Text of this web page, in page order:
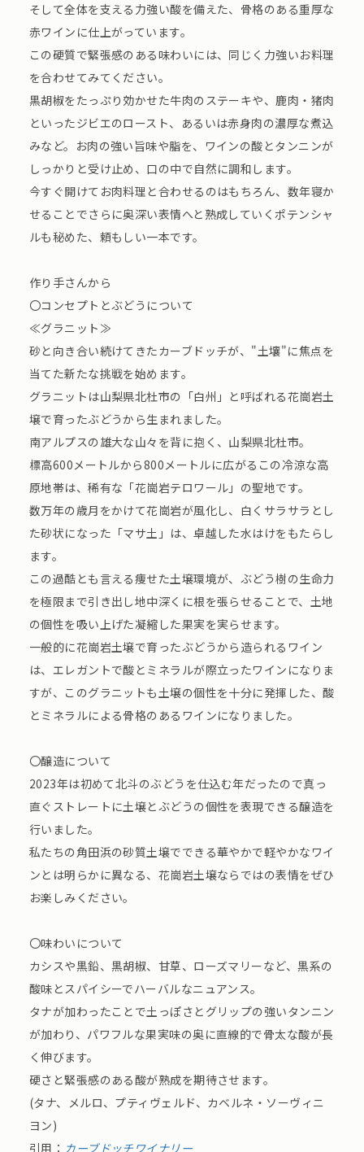
そして全体を支える力強い酸を備えた、骨格のある重厚な
赤ワインに仕上がっています。
この硬質で緊張感のある味わいには、同じく力強いお料理
を合わせてみてください。
黒胡椒をたっぷり効かせた牛肉のステーキや、鹿肉・猪肉
といったジビエのロースト、あるいは赤身肉の濃厚な煮込
みなど。お肉の強い旨味や脂を、ワインの酸とタンニンが
しっかりと受け止め、口の中で自然に調和します。
今すぐ開けてお肉料理と合わせるのはもちろん、数年寝か
せることでさらに奥深い表情へと熟成していくポテンシャ
ルも秘めた、頼もしい一本です。
作り手さんから
〇コンセプトとぶどうについて
≪グラニット≫
砂と向き合い続けてきたカーブドッチが、"土壤"に焦点を
当てた新たな挑戦を始めます。
グラニットは山梨県北杜市の「白州」と呼ばれる花崗岩土
壌で育ったぶどうから生まれました。
南アルプスの雄大な山々を背に抱く、山梨県北杜市。
標高600メートルから800メートルに広がるこの冷涼な高
原地帯は、稀有な「花崗岩テロワール」の聖地です。
数万年の歳月をかけて花崗岩が風化し、白くサラサラとし
た砂状になった「マサ土」は、卓越した水はけをもたらし
ます。
この過酷とも言える痩せた土壌環境が、ぶどう樹の生命力
を極限まで引き出し地中深くに根を張らせることで、土地
の個性を吸い上げた凝縮した果実を実らせます。
一般的に花崗岩土壌で育ったぶどうから造られるワイン
は、エレガントで酸とミネラルが際立ったワインになりま
すが、このグラニットも土壌の個性を十分に発揮した、酸
とミネラルによる骨格のあるワインになりました。
〇醸造について
2023年は初めて北斗のぶどうを仕込む年だったので真っ
直ぐストレートに土壌とぶどうの個性を表現できる醸造を
行いました。
私たちの角田浜の砂質土壌でできる華やかで軽やかなワイ
ンとは明らかに異なる、花崗岩土壌ならではの表情をぜひ
お楽しみください。
〇味わいについて
カシスや黒鉛、黒胡椒、甘草、ローズマリーなど、黒系の
酸味とスパイシーでハーバルなニュアンス。
タナが加わったことで土っぽさとグリップの強いタンニン
が加わり、パワフルな果実味の奥に直線的で骨太な酸が長
く伸びます。
硬さと緊張感のある酸が熟成を期待させます。
(タナ、メルロ、プティヴェルド、カベルネ・ソーヴィニ
ヨン)
引用： カーブドッチワイナリー